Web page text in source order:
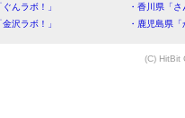
ぐんラボ！」
・香川県「
金沢ラボ！」
・鹿児島県
(C) HitBit